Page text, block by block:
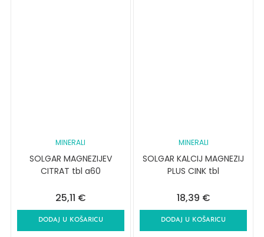
MINERALI
SOLGAR MAGNEZIJEV
CITRAT tbl a60
25,11 €
DODAJ U KOŠARICU
MINERALI
SOLGAR KALCIJ MAGNEZIJ
PLUS CINK tbl
18,39 €
DODAJ U KOŠARICU